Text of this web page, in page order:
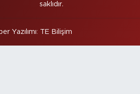
saklıdır.
Yazılımı: TE Bilişim